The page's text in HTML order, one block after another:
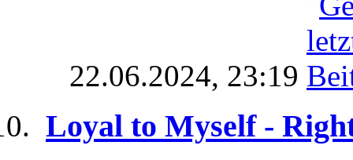
22.06.2024, 23:19
Loyal to Myself -